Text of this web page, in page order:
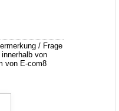
/ Frage
von
von E-com8